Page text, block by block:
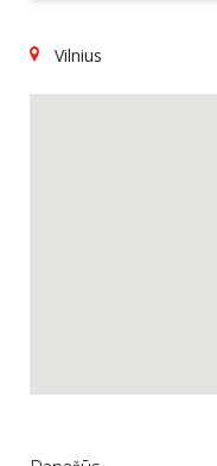
Vilnius